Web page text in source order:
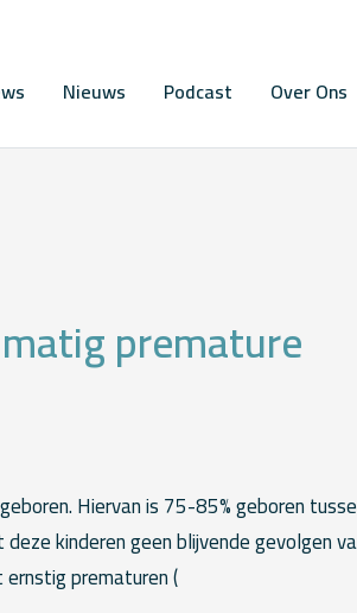
Nieuws Podcast Over Ons
premature
Hiervan is 75-85% geboren
kinderen geen blijvende gevolgen
prematuren (